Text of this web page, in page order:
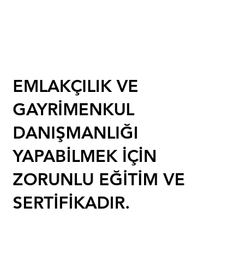
EMLAKÇILIK VE
GAYRİMENKUL
DANIŞMANLIĞI
YAPABİLMEK İÇİN
ZORUNLU EĞİTİM VE
SERTİFİKADIR.